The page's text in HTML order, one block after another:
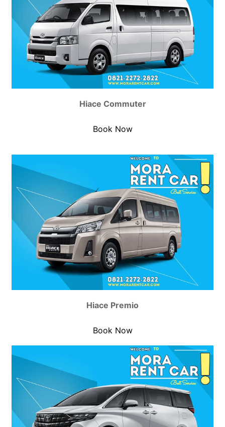
Hiace Commuter
Book Now
Hiace Premio
Book Now